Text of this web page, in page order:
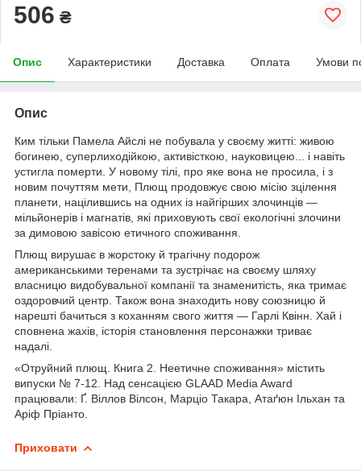
506 ₴
Опис Характеристики Доставка Оплата Умови
Опис
Ким тільки Памела Айслі не побувала у своєму житті: живою
богинею, суперлиходійкою, активісткою, науковицею... і навіть
устигла померти. У новому тілі, про яке вона не просила, і з
новим почуттям мети, Плющ продовжує свою місію зцілення
планети, націлившись на одних із найгірших злочинців —
мільйонерів і магнатів, які приховують свої екологічні злочини
за димовою завісою етичного споживання.
Плющ вирушає в жорстоку й трагічну подорож
американськими теренами та зустрічає на своєму шляху
власницю видобувальної компанії та знаменитість, яка тримає
оздоровчий центр. Також вона знаходить нову союзницю й
нарешті бачиться з коханням свого життя — Гарлі Квінн. Хай і
сповнена жахів, історія становлення персонажки триває
надалі.
«Отруйний плющ. Книга 2. Неетичне споживання» містить
випуски № 7-12. Над сенсацією GLAAD Media Award
працювали: Ґ. Віллов Вілсон, Марціо Такара, Атаґюн Ільхан та
Аріф Пріанто.
Приховати